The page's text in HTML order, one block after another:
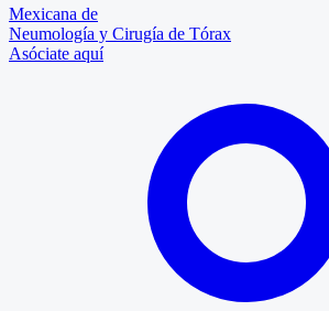
Mexicana de
Neumología y Cirugía de Tórax
Asóciate aquí